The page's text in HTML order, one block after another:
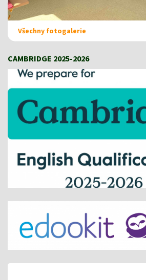
Všechny fotogalerie
CAMBRIDGE 2025-2026